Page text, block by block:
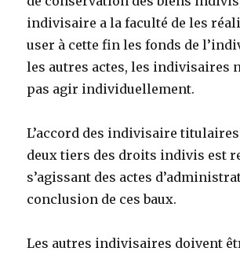
indivisaire a la faculté de les
user à cette fin les fonds de
les autres actes, les indivisaires
pas agir individuellement.
L’accord des indivisaire titulaires
deux tiers des droits indivis est
s’agissant des actes
conclusion de ces baux.
Les autres indivisaires doivent